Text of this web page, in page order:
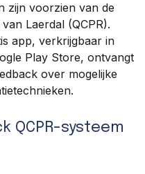
zijn voorzien van de
Laerdal (QCPR).
app, verkrijgbaar in
Play Store, ontvangt
over mogelijke
QCPR-systeem